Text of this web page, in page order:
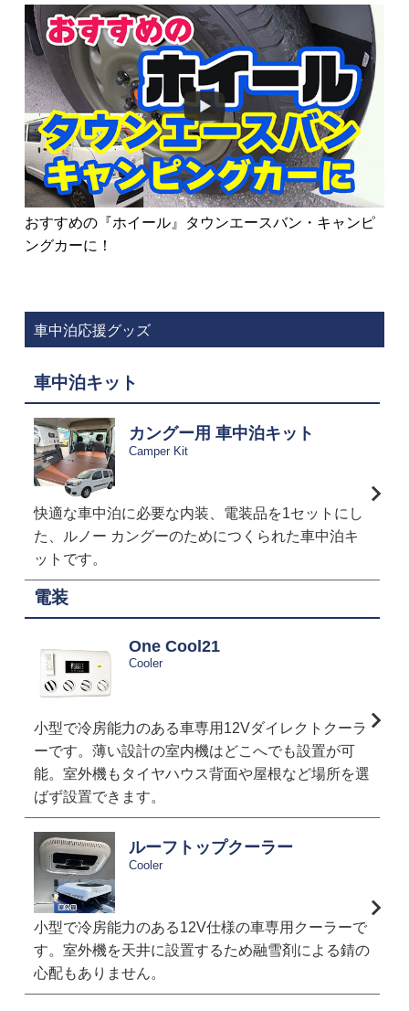
おすすめの『ホイール』タウンエースバン・キャンピ
ングカーに！
車中泊応援グッズ
車中泊キット
カングー用 車中泊キット
Camper Kit
快適な車中泊に必要な内装、電装品を1セットにし
た、ルノー カングーのためにつくられた車中泊キ
ットです。
電装
One Cool21
Cooler
小型で冷房能力のある車専用12Vダイレクトクーラ
ーです。薄い設計の室内機はどこへでも設置が可
能。室外機もタイヤハウス背面や屋根など場所を選
ばず設置できます。
ルーフトップクーラー
Cooler
小型で冷房能力のある12V仕様の車専用クーラーで
す。室外機を天井に設置するため融雪剤による錆の
心配もありません。